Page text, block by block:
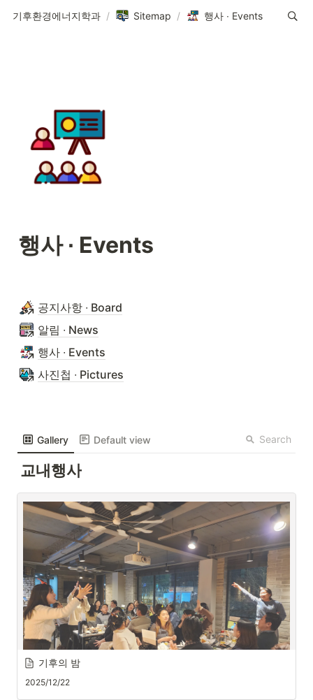
기후환경에너지학과 / Sitemap / 행사 ∙ Events
행사 ∙ Events
공지사항 ∙ Board
알림 ∙ News
행사 ∙ Events
사진첩 ∙ Pictures
Gallery Default view Search
교내행사
기후의 밤
2025/12/22